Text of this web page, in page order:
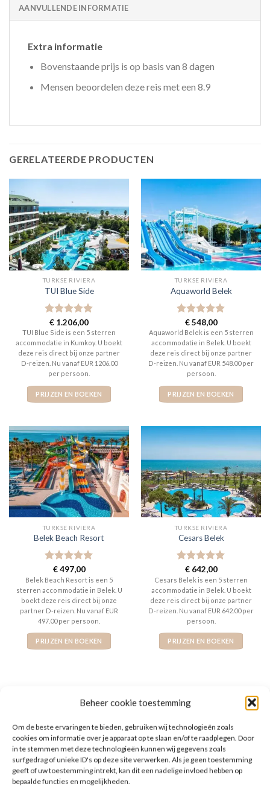
Beheer cookie toestemming
Om de beste ervaringen te bieden, gebruiken wij technologieën zoals
cookies om informatie over je apparaat op te slaan en/of te raadplegen. Door
in te stemmen met deze technologieën kunnen wij gegevens zoals
surfgedrag of unieke ID's op deze site verwerken. Als je geen toestemming
geeft of uw toestemming intrekt, kan dit een nadelige invloed hebben op
bepaalde functies en mogelijkheden.
AANVULLENDE INFORMATIE
Extra informatie
Bovenstaande prijs is op basis van 8 dagen
Mensen beoordelen deze reis met een 8.9
GERELATEERDE PRODUCTEN
TURKSE RIVIERA
TUI Blue Side
Gewaardeerd
5 uit 5
€ 1.206,00
TUI Blue Side is een 5 sterren
accommodatie in Kumkoy. U boekt
deze reis direct bij onze partner
D-reizen. Nu vanaf EUR 1206.00
per persoon.
PRIJZEN EN BOEKEN
TURKSE RIVIERA
Aquaworld Belek
Gewaardeerd
5uit 5
€548,00
Aquaworld Belek is een 5 sterren
accommodatie in Belek. U boekt
deze reis direct bij onze partner
D-reizen. Nu vanaf EUR 548.00 per
persoon.
PRIJZEN EN BOEKEN
TURKSE RIVIERA
Belek Beach Resort
Gewaardeerd
5uit 5
€497,00
Belek Beach Resort is een 5
sterren accommodatie in Belek. U
boekt deze reis direct bij onze
partner D-reizen. Nu vanaf EUR
497.00 per persoon.
PRIJZEN EN BOEKEN
TURKSE RIVIERA
Cesars Belek
Gewaardeerd
5uit 5
€642,00
Cesars Belek is een 5 sterren
accommodatie in Belek. U boekt
deze reis direct bij onze partner
D-reizen. Nu vanaf EUR 642.00 per
persoon.
PRIJZEN EN BOEKEN
WAT ZE OVER ONS ZEGGEN